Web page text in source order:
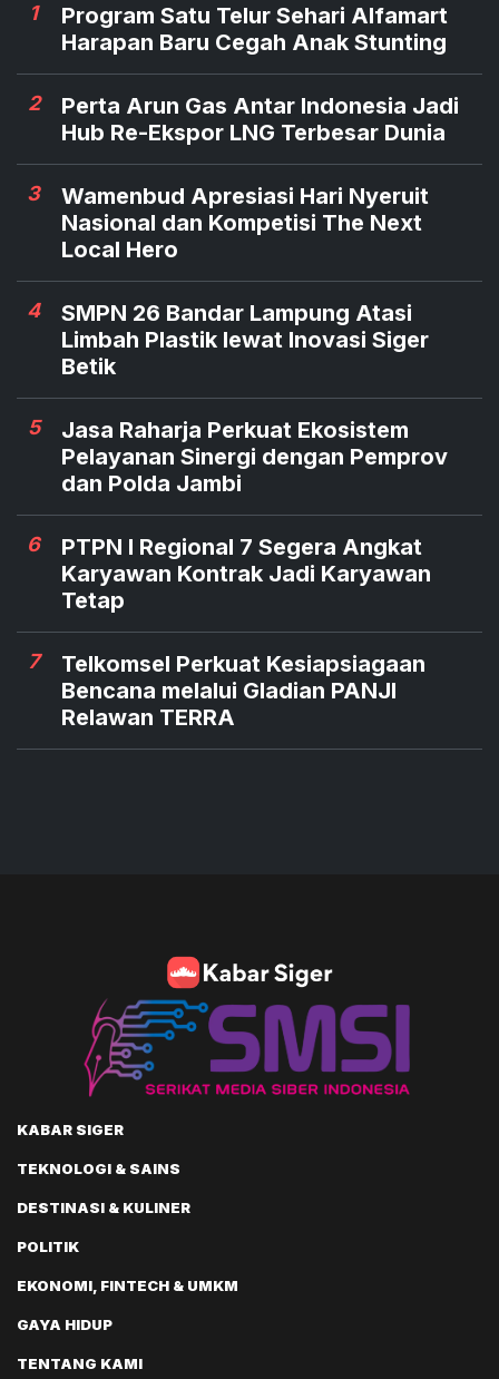
1
Program Satu Telur Sehari Alfamart
Harapan Baru Cegah Anak Stunting
2
Perta Arun Gas Antar Indonesia Jadi
Hub Re-Ekspor LNG Terbesar Dunia
3
Wamenbud Apresiasi Hari Nyeruit
Nasional dan Kompetisi The Next
Local Hero
4
SMPN 26 Bandar Lampung Atasi
Limbah Plastik lewat Inovasi Siger
Betik
5
Jasa Raharja Perkuat Ekosistem
Pelayanan Sinergi dengan Pemprov
dan Polda Jambi
6
PTPN I Regional 7 Segera Angkat
Karyawan Kontrak Jadi Karyawan
Tetap
7
Telkomsel Perkuat Kesiapsiagaan
Bencana melalui Gladian PANJI
Relawan TERRA
KABAR SIGER
TEKNOLOGI & SAINS
DESTINASI & KULINER
POLITIK
EKONOMI, FINTECH & UMKM
GAYA HIDUP
TENTANG KAMI